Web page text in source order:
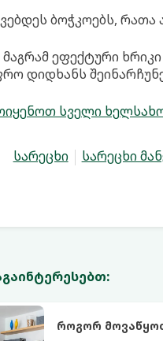
ბოჭკოებს, რათა
მაგრამ ეფექტური
დიდხანს
სველი
სარეცხი სარეცხი
როგორ